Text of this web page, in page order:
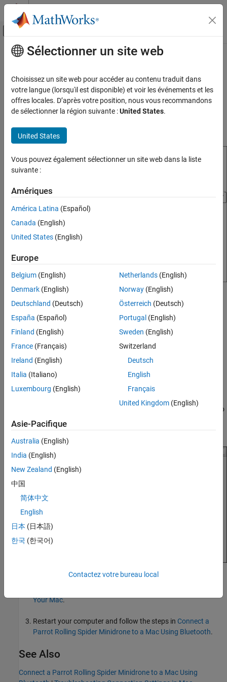
Passer au contenu
Activer/désactiver l'affichage du menu
Accueil de la documentation
Minidrone Not Found in Bluetooth Scan
Result
ON THIS PAGE
Description
Action
Contenu principal
Minidrone Not Found in
Scan Result
Description
enabled devices.
Try these options sequentially until the minidrone appears in the
scan result:
Check these settings and follow the steps in
Minidrone with Your Mac
The minidrone is switched on, and both the LEDs on the
minidrone are green.
The Bluetooth support on your computer is turned on. To
turn on Bluetooth support, open
and clickBluetooth. ClickTurn Bluetooth On.
Restart the minidrone, wait until both LEDs on the minidrone
Your Mac.
Restart your computer and follow the steps in Connect a
Parrot Rolling Spider Minidrone to a Mac Using Bluetooth.
See Also
Connect a Parrot Rolling Spider Minidrone to a Mac Using
Sélectionner un site web
Choisissez un site web pour accéder au contenu traduit dans
votre langue (lorsqu'il est disponible) et voir les événements et les
offres locales. D’après votre position, nous vous recommandons
de sélectionner la région suivante :United States.
United States
Vous pouvez également sélectionner un site web dans la liste
suivante :
Amériques
América Latina (Español)
Canada (English)
United States (English)
Europe
Belgium (English)
Denmark (English)
Deutschland (Deutsch)
España (Español)
Finland (English)
France (Français)
Ireland (English)
Italia (Italiano)
Luxembourg (English)
Netherlands(English)
Norway(English)
Österreich (Deutsch)
Portugal (English)
Sweden (English)
Switzerland
Deutsch
English
Français
United Kingdom(English)
Asie-Pacifique
Australia (English)
India (English)
New Zealand (English)
中国
简体中文
English
日本 (日本語)
한국 (한국어)
Contactez votre bureau local